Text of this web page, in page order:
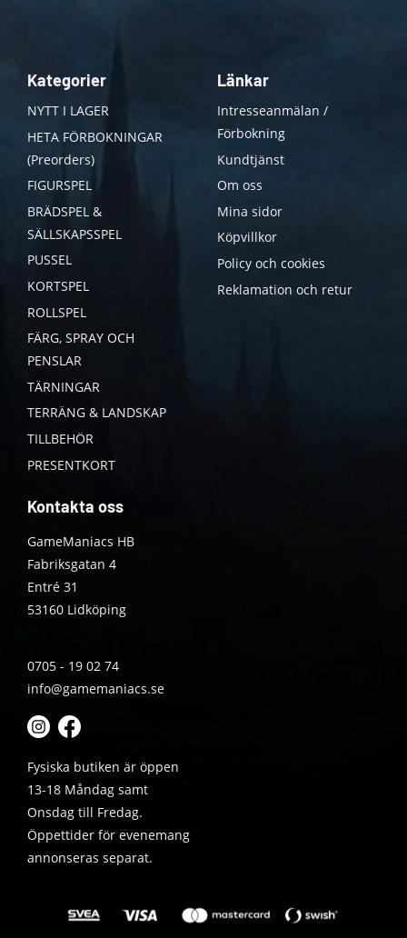
Kategorier
NYTT I LAGER
HETA FÖRBOKNINGAR
(Preorders)
FIGURSPEL
BRÄDSPEL &
SÄLLSKAPSSPEL
PUSSEL
KORTSPEL
ROLLSPEL
FÄRG, SPRAY OCH
PENSLAR
TÄRNINGAR
TERRÄNG & LANDSKAP
TILLBEHÖR
PRESENTKORT
Länkar
Intresseanmälan /
Förbokning
Kundtjänst
Om oss
Mina sidor
Köpvillkor
Policy och cookies
Reklamation och retur
Kontakta oss
GameManiacs HB
Fabriksgatan 4
Entré 31
53160 Lidköping
0705 - 19 02 74
info@gamemaniacs.se
Fysiska butiken är öppen
13-18 Måndag samt
Onsdag till Fredag.
Öppettider för evenemang
annonseras separat.